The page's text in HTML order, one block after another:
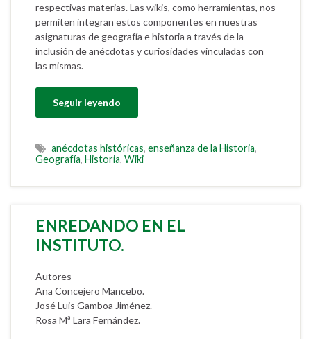
respectivas materias. Las wikis, como herramientas, nos
permiten integran estos componentes en nuestras
asignaturas de geografía e historia a través de la
inclusión de anécdotas y curiosidades vinculadas con
las mismas.
Seguir leyendo
anécdotas históricas, enseñanza de la Historia,
Geografía, Historia, Wiki
ENREDANDO EN EL
INSTITUTO.
Autores
Ana Concejero Mancebo.
José Luis Gamboa Jiménez.
Rosa Mª Lara Fernández.